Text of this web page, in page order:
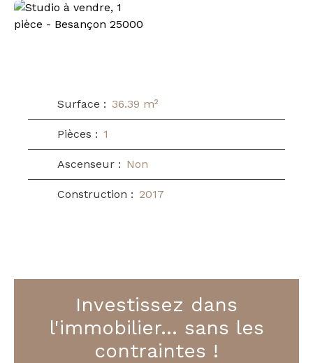
Surface : 36.39 m²
Pièces : 1
Ascenseur : Non
Construction : 2017
Investissez dans
l'immobilier… sans les
contraintes !